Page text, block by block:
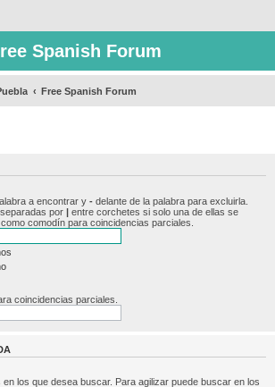
Spanish Forum
Free Spanish Forum
a encontrar y - delante de la palabra para excluirla.
por | entre corchetes si solo una de ellas se
como comodín para coincidencias parciales.
coincidencias parciales.
los que desea buscar. Para agilizar puede buscar en los